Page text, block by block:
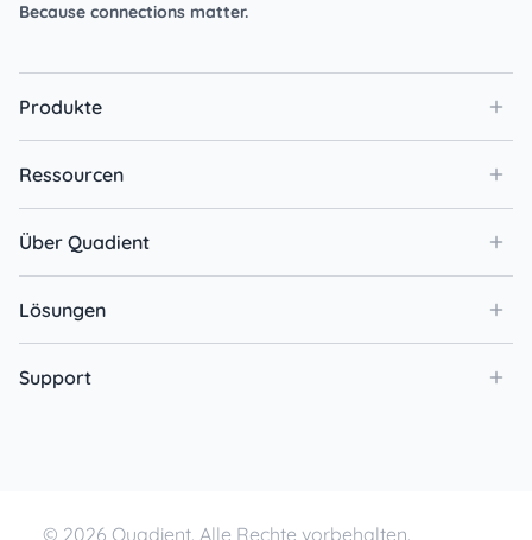
Because connections matter.
Produkte
Ressourcen
Über Quadient
Lösungen
Support
© 2026 Quadient. Alle Rechte vorbehalten.